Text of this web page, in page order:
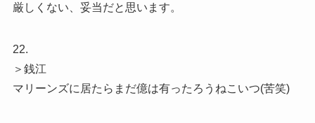
厳しくない、妥当だと思います。
22.
＞銭江
マリーンズに居たらまだ億は有ったろうねこいつ(苦笑)